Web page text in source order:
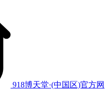
918博天堂·(中国区)官方网